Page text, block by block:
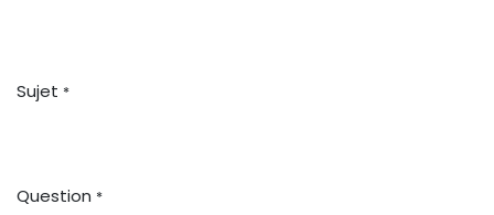
Sujet *
Question *